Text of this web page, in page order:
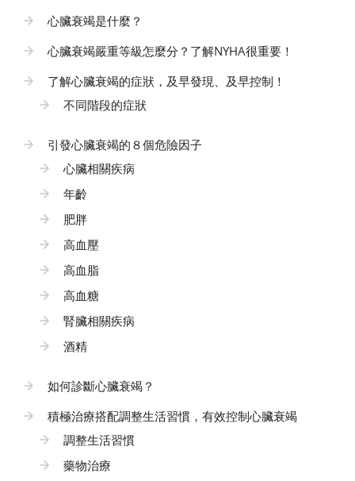
心臟衰竭是什麼？
心臟衰竭嚴重等級怎麼分？了解NYHA很重要！
了解心臟衰竭的症狀，及早發現、及早控制！
不同階段的症狀
引發心臟衰竭的８個危險因子
心臟相關疾病
年齡
肥胖
高血壓
高血脂
高血糖
腎臟相關疾病
酒精
如何診斷心臟衰竭？
積極治療搭配調整生活習慣，有效控制心臟衰竭
調整生活習慣
藥物治療